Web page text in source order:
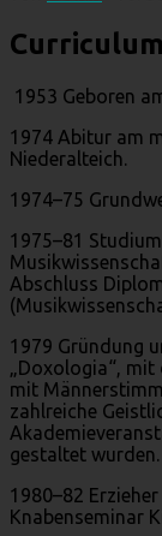
1953 Geboren
1974 Abitur am
Niederalteich.
1974–75
1975–81
Abschluss
1979 Gründung
„Doxologia“, mit
mit
zahlreiche
gestaltet wurden.
1980–82
Knabenseminar